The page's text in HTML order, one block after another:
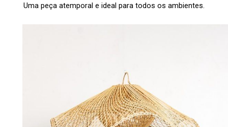
Uma peça atemporal e ideal para todos os ambientes.